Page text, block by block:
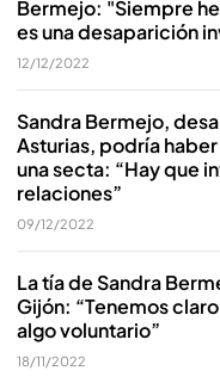
Bermejo: "Siempre
es una desaparición
12/12/2022
Sandra Bermejo,
Asturias, podría
una secta: “Hay que
relaciones”
09/12/2022
La tía de Sandra
Gijón: “Tenemos
algo voluntario”
18/11/2022